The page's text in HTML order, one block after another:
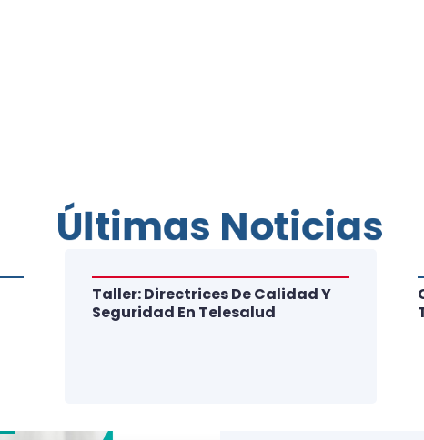
Taller: Directrices De Calidad Y
Seguridad En Telesalud
Últimas Noticias